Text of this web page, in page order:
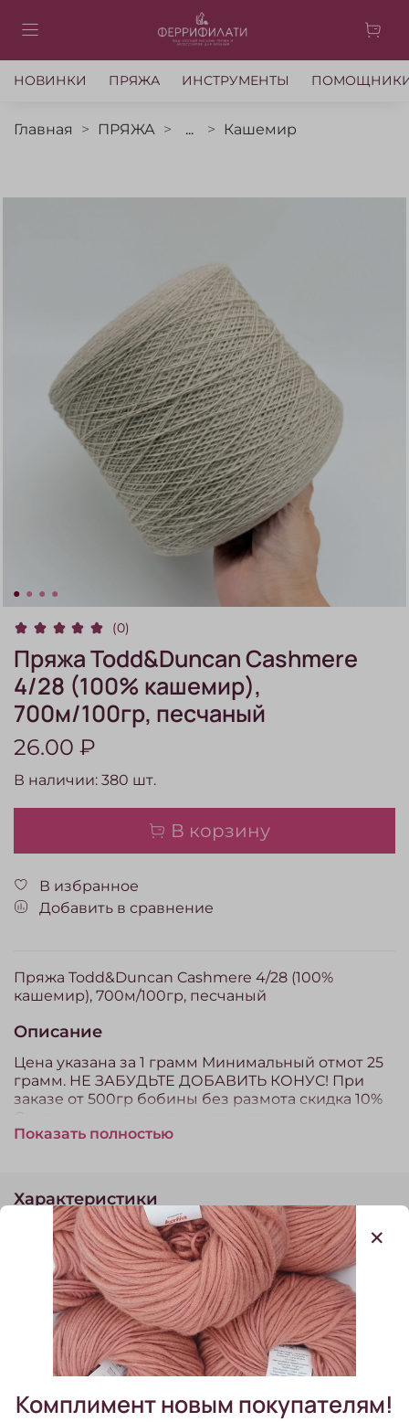
НОВИНКИ ПРЯЖА ИНСТРУМЕНТЫ
Главная ПРЯЖА ... Кашемир
(0)
Пряжа Todd&Duncan Cashmere
4/28 (100% кашемир),
700м/100гр, песчаный
26.00 ₽
В наличии: 380 шт.
В корзину
В избранное
Добавить в сравнение
Пряжа Todd&Duncan Cashmere 4/28 (100%
кашемир), 700м/100гр, песчаный
Описание
Цена указана за 1 грамм Минимальный отмот 25
грамм. НЕ ЗАБУДЬТЕ ДОБАВИТЬ КОНУС! При
заказе от 500гр бобины без размота скидка 10%
Скидка рассчитывается автоматически в
корзине. Пряжа, проданная на отмот (отрез) по
Показать полностью
Характеристики
Состав
кашемир
Метраж, на 100гр
Цвет бобинной пряжи
бежевый
Система прядения
кардная
Комплимент новым покупателям!